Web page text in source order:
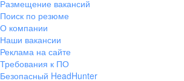
Размещение вакансий
Поиск по резюме
О компании
Наши вакансии
Реклама на сайте
Требования к ПО
Безопасный HeadHunter